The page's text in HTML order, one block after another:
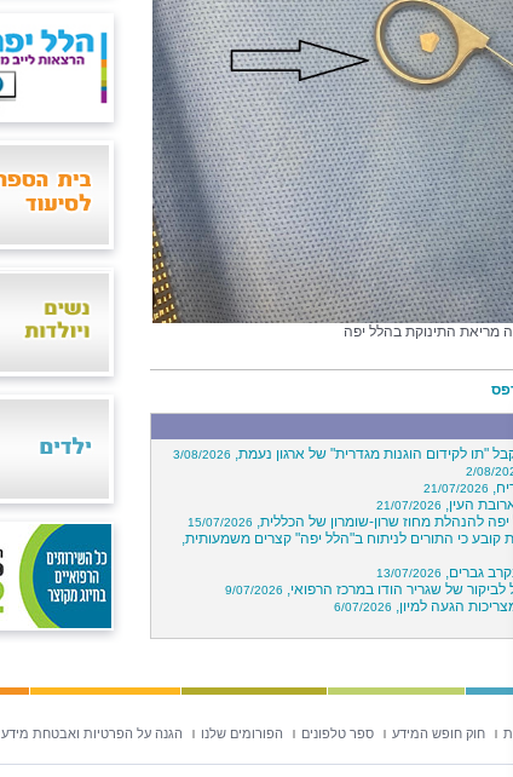
מריאת התינוקת בהלל יפה
"תו לקידום הוגנות מגדרית" של ארגון נעמת, 3/08/2026
2/08/
21/07/2026
העין, 21/07/2026
להנהלת מחוז שרון-שומרון של הכללית, 15/07/2026
קובע כי התורים לניתוח ב"הלל יפה" קצרים משמעותית,
גברים, 13/07/2026
של שגריר הודו במרכז הרפואי, 9/07/2026
הגעה למיון, 6/07/2026
חוק חופש המידע ספר טלפונים הפורומים שלנו הגנה על הפרטיות ואבטחת מידע